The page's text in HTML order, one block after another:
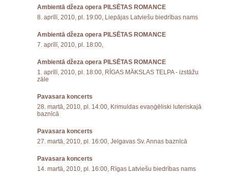
Ambientā džeza opera PILSĒTAS ROMANCE
8. aprīlī, 2010, pl. 19:00, Liepājas Latviešu biedrības nams
Ambientā džeza opera PILSĒTAS ROMANCE
7. aprīlī, 2010, pl. 18:00,
Ambientā džeza opera PILSĒTAS ROMANCE
1. aprīlī, 2010, pl. 18:00, RĪGAS MĀKSLAS TELPA - izstāžu
zāle
Pavasara koncerts
28. martā, 2010, pl. 14:00, Krimuldas evaņģēliski luteriskajā
baznīcā
Pavasara koncerts
27. martā, 2010, pl. 16:00, Jelgavas Sv. Annas baznīcā
Pavasara koncerts
14. martā, 2010, pl. 16:00, Rīgas Latviešu biedrības nams